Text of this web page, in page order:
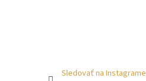
Sledovať na Instagrame